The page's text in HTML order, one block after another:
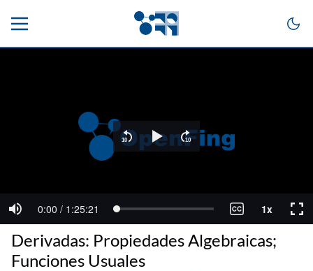
Derivadas: Propiedades Algebraicas;
Funciones Usuales